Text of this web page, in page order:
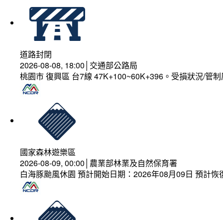
道路封閉
2026-08-08, 18:00│交通部公路局
桃園市 復興區 台7線 47K+100~60K+396。受損狀況/管
國家森林遊樂區
2026-08-09, 00:00│農業部林業及自然保育署
白海豚颱風休園 預計開始日期：2026年08月09日 預計